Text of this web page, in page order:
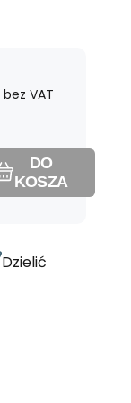
bez VAT
DO
KOSZA
Dzielić